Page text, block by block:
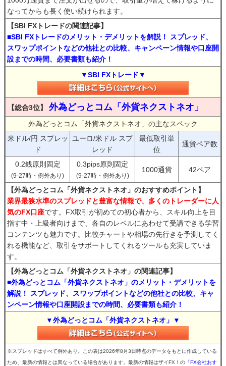
なってからも長く使い続けられます。
【SBI FXトレードの関連記事】
■SBI FXトレードのメリット・デメリットを解説！ スプレッド、
スワップポイントなどの他社との比較、キャンペーン情報や口座開
設までの時間、必要書類も紹介！
▼SBI FXトレード▼
【総合3位】 外為どっとコム「外貨ネクストネオ」
外為どっとコム「外貨ネクストネオ」の主なスペック
米ドル/円 スプレッ
ド
ユーロ/米ドル スプ
レッド
最低取引単
位
通貨ペア数
0.2銭原則固定
(9-27時・例外あり)
0.3pips原則固定
(9-27時・例外あり)
1000通貨 42ペア
【外為どっとコム「外貨ネクストネオ」のおすすめポイント】
業界最狭水準のスプレッドと豊富な情報で、多くのトレーダーに人
気のFX口座です。FX取引が初めての初心者から、スキル向上を目
指す中・上級者向けまで、各自のレベルにあわせて受講できる学習
コンテンツも魅力です。比較チャートや相場の先行きを予測してく
れる機能など、取引をサポートしてくれるツールも充実していま
す。
【外為どっとコム「外貨ネクストネオ」の関連記事】
■外為どっとコム「外貨ネクストネオ」のメリット・デメリットを
解説！ スプレッド、スワップポイントなどの他社との比較、キャ
ンペーン情報や口座開設までの時間、必要書類も紹介！
▼外為どっとコム「外貨ネクストネオ」▼
※スプレッドはすべて例外あり。この表は2026年8月3日時点のデータをもとに作成している
ため、最新の情報とは異なっている場合があります。最新の情報はザイFX！の 「FX会社おす